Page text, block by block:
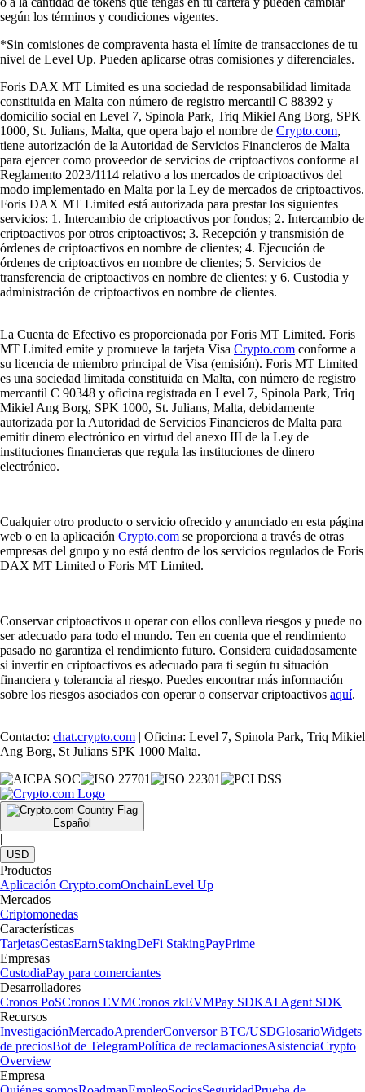
según los términos y condiciones vigentes.
*Sin comisiones de compraventa hasta el límite de transacciones de tu
nivel de Level Up. Pueden aplicarse otras comisiones y diferenciales.
Foris DAX MT Limited es una sociedad de responsabilidad limitada
constituida en Malta con número de registro mercantil C 88392 y
domicilio social en Level 7, Spinola Park, Triq Mikiel Ang Borg, SPK
1000, St. Julians, Malta, que opera bajo el nombre de Crypto.com,
tiene autorización de la Autoridad de Servicios Financieros de Malta
para ejercer como proveedor de servicios de criptoactivos conforme al
Reglamento 2023/1114 relativo a los mercados de criptoactivos del
modo implementado en Malta por la Ley de mercados de criptoactivos.
Foris DAX MT Limited está autorizada para prestar los siguientes
servicios: 1. Intercambio de criptoactivos por fondos; 2. Intercambio de
criptoactivos por otros criptoactivos; 3. Recepción y transmisión de
órdenes de criptoactivos en nombre de clientes; 4. Ejecución de
órdenes de criptoactivos en nombre de clientes; 5. Servicios de
transferencia de criptoactivos en nombre de clientes; y 6. Custodia y
administración de criptoactivos en nombre de clientes.
La Cuenta de Efectivo es proporcionada por Foris MT Limited. Foris
MT Limited emite y promueve la tarjeta Visa Crypto.com conforme a
su licencia de miembro principal de Visa (emisión). Foris MT Limited
es una sociedad limitada constituida en Malta, con número de registro
mercantil C 90348 y oficina registrada en Level 7, Spinola Park, Triq
Mikiel Ang Borg, SPK 1000, St. Julians, Malta, debidamente
autorizada por la Autoridad de Servicios Financieros de Malta para
emitir dinero electrónico en virtud del anexo III de la Ley de
instituciones financieras que regula las instituciones de dinero
electrónico.
Cualquier otro producto o servicio ofrecido y anunciado en esta página
web o en la aplicación Crypto.com se proporciona a través de otras
empresas del grupo y no está dentro de los servicios regulados de Foris
DAX MT Limited o Foris MT Limited.
Conservar criptoactivos u operar con ellos conlleva riesgos y puede no
ser adecuado para todo el mundo. Ten en cuenta que el rendimiento
pasado no garantiza el rendimiento futuro. Considera cuidadosamente
si invertir en criptoactivos es adecuado para ti según tu situación
financiera y tolerancia al riesgo. Puedes encontrar más información
sobre los riesgos asociados con operar o conservar criptoactivos aquí.
Contacto: chat.crypto.com | Oficina: Level 7, Spinola Park, Triq Mikiel
Ang Borg, St Julians SPK 1000 Malta.
Español
|
USD
Productos
Aplicación Crypto.comOnchainLevel Up
Mercados
Criptomonedas
Características
TarjetasCestasEarnStakingDeFi StakingPayPrime
Empresas
CustodiaPay para comerciantes
Desarrolladores
Cronos PoSCronos EVMCronos zkEVMPay SDKAI Agent SDK
Recursos
InvestigaciónMercadoAprenderConversor BTC/USDGlosarioWidgets
de preciosBot de TelegramPolítica de reclamacionesAsistenciaCrypto
Overview
Empresa